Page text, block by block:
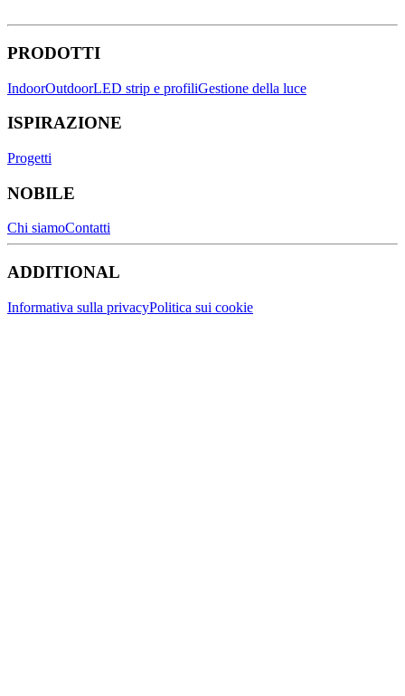
PRODOTTI
IndoorOutdoorLED strip e profiliGestione della luce
ISPIRAZIONE
Progetti
NOBILE
Chi siamoContatti
ADDITIONAL
Informativa sulla privacyPolitica sui cookie